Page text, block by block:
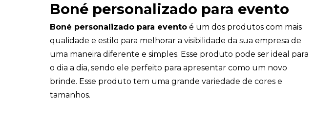
Boné personalizado para evento
Boné personalizado para evento é um dos produtos com mais
qualidade e estilo para melhorar a visibilidade da sua empresa de
uma maneira diferente e simples. Esse produto pode ser ideal para
o dia a dia, sendo ele perfeito para apresentar como um novo
brinde. Esse produto tem uma grande variedade de cores e
tamanhos.